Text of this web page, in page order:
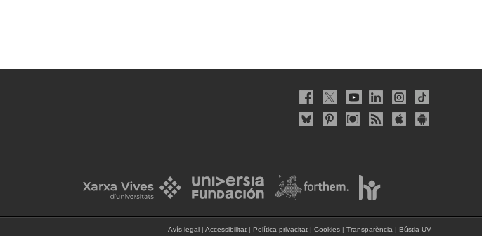
Avís legal | Accessibilitat | Política privacitat | Cookies | Transparència | Bústia UV